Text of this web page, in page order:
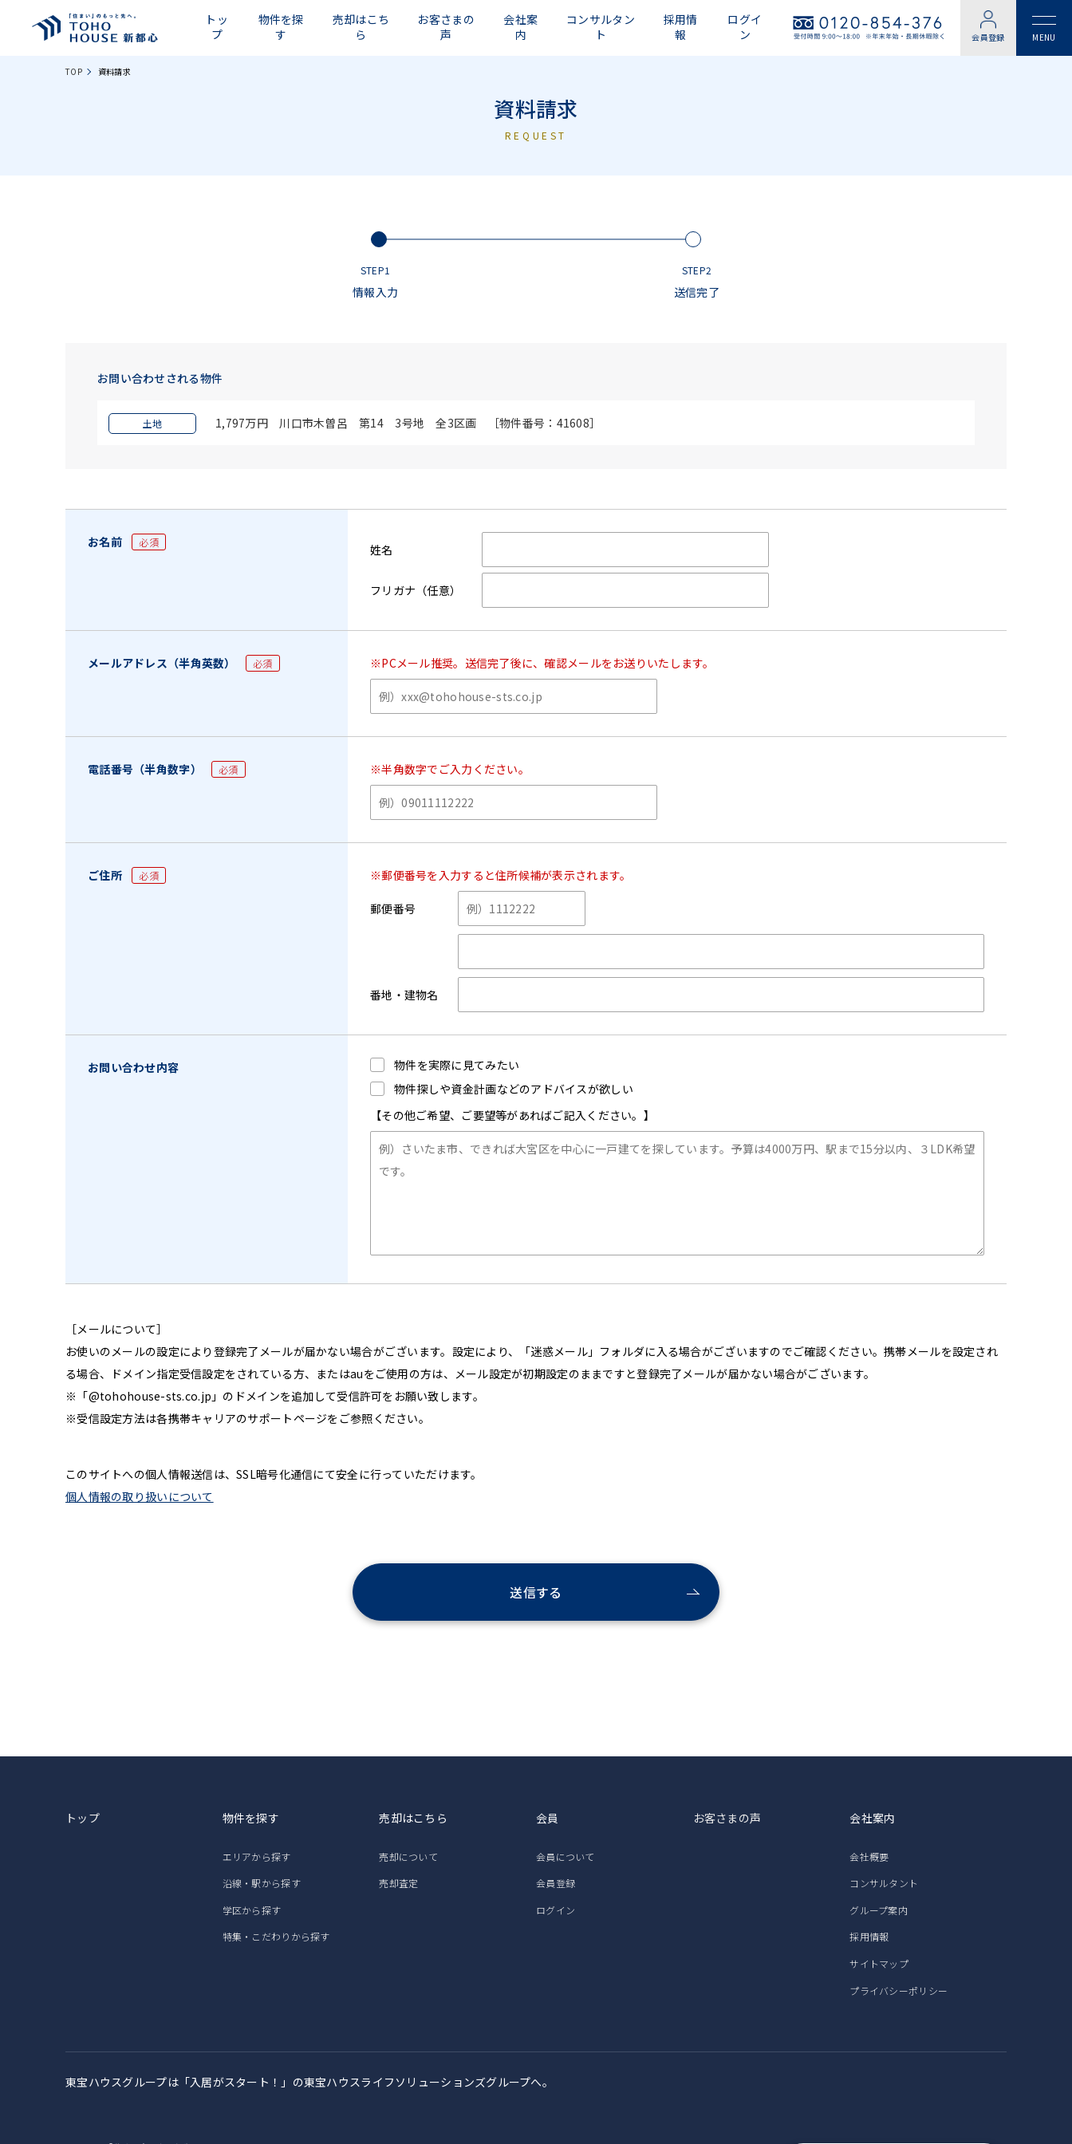
トッ
プ
物件を探
す
売却はこち
ら
お客さまの
声
会社案
内
コンサルタン
ト
採用情
報
ログイ
ン
会員登録
TOP 資料請求
資料請求
REQUEST
STEP1
情報入力
STEP2
送信完了
お問い合わせされる物件
土地 1,797万円 川口市木曽呂 第14 3号地 全3区画 ［物件番号：41608］
お名前 必須 姓名
フリガナ（任意）
メールアドレス（半角英数） 必須 ※PCメール推奨。送信完了後に、確認メールをお送りいたします。
電話番号（半角数字） 必須 ※半角数字でご入力ください。
ご住所 必須 ※郵便番号を入力すると住所候補が表示されます。
郵便番号
番地・建物名
お問い合わせ内容
物件を実際に見てみたい
物件探しや資金計画などのアドバイスが欲しい
【その他ご希望、ご要望等があればご記入ください。】
［メールについて］
お使いのメールの設定により登録完了メールが届かない場合がございます。設定により、「迷惑メール」フォルダに入る場合がございますのでご確認ください。携帯メールを設定され
る場合、ドメイン指定受信設定をされている方、またはauをご使用の方は、メール設定が初期設定のままですと登録完了メールが届かない場合がございます。
※「@tohohouse-sts.co.jp」のドメインを追加して受信許可をお願い致します。
※受信設定方法は各携帯キャリアのサポートページをご参照ください。
このサイトへの個人情報送信は、SSL暗号化通信にて安全に行っていただけます。
個人情報の取り扱いについて
送信する
トップ 物件を探す
エリアから探す
沿線・駅から探す
学区から探す
特集・こだわりから探す
売却はこちら
売却について
売却査定
会員
会員について
会員登録
ログイン
お客さまの声 会社案内
会社概要
コンサルタント
グループ案内
採用情報
サイトマップ
プライバシーポリシー
東宝ハウスグループは「入居がスタート！」の東宝ハウスライフソリューションズグループへ。